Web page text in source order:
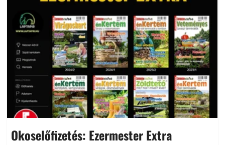
Okoselőfizetés: Ezermester Extra